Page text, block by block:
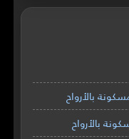
بالأرواح
بالأرواح